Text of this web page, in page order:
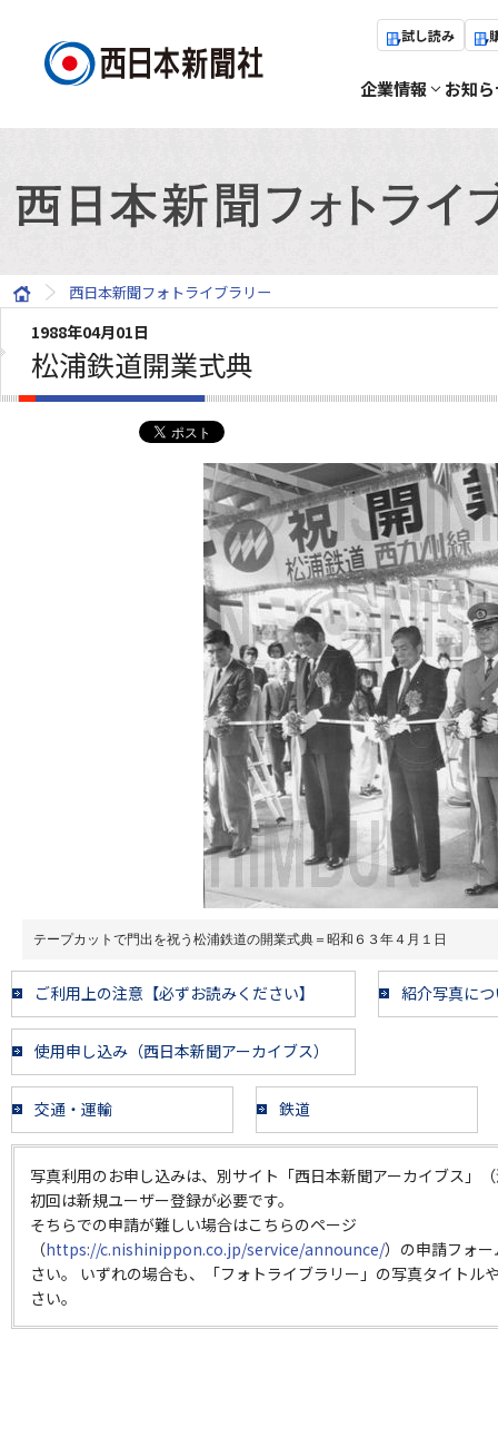
試し読み
企業情報 お知
西日本新聞フォトライブラリー
1988年04月01日
松浦鉄道開業式典
テープカットで門出を祝う松浦鉄道の開業式典＝昭和６３年４月１日
ご利用上の注意【必ずお読みください】 紹介写真に
使用申し込み（西日本新聞アーカイブス）
交通・運輸 鉄道
写真利用のお申し込みは、別サイト「西日本新聞アーカイブス」
初回は新規ユーザー登録が必要です。
そちらでの申請が難しい場合はこちらのページ
（https://c.nishinippon.co.jp/service/announce/）の申請フォ
さい。 いずれの場合も、「フォトライブラリー」の写真タイトル
さい。